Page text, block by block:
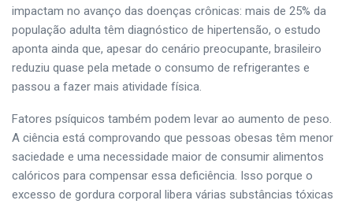
impactam no avanço das doenças crônicas: mais de 25% da
população adulta têm diagnóstico de hipertensão, o estudo
aponta ainda que, apesar do cenário preocupante, brasileiro
reduziu quase pela metade o consumo de refrigerantes e
passou a fazer mais atividade física.
Fatores psíquicos também podem levar ao aumento de peso.
A ciência está comprovando que pessoas obesas têm menor
saciedade e uma necessidade maior de consumir alimentos
calóricos para compensar essa deficiência. Isso porque o
excesso de gordura corporal libera várias substâncias tóxicas